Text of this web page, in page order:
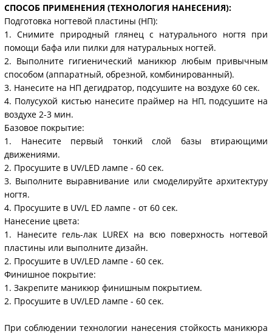
СПОСОБ ПРИМЕНЕНИЯ (ТЕХНОЛОГИЯ НАНЕСЕНИЯ):
Подготовка ногтевой пластины (НП):
1. Снимите природный глянец с натурального ногтя при
помощи бафа или пилки для натуральных ногтей.
2. Выполните гигиенический маникюр любым привычным
способом (аппаратный, обрезной, комбинированный).
3. Нанесите на НП дегидратор, подсушите на воздухе 60 сек.
4. Полусухой кистью нанесите праймер на НП, подсушите на
воздухе 2-3 мин.
Базовое покрытие:
1. Нанесите первый тонкий слой базы втирающими
движениями.
2. Просушите в UV/LED лампе - 60 сек.
3. Выполните выравнивание или смоделируйте архитектуру
ногтя.
4. Просушите в UV/L ED лампе - от 60 сек.
Нанесение цвета:
1. Нанесите гель-лак LUREX на всю поверхность ногтевой
пластины или выполните дизайн.
2. Просушите в UV/LED лампе - 60 сек.
Финишное покрытие:
1. Закрепите маникюр финишным покрытием.
2. Просушите в UV/LED лампе - 60 сек.
При соблюдении технологии нанесения стойкость маникюра